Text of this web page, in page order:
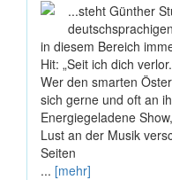
...steht Günther
in diesem Bereich
Hit: „Seit ich dich
Wer den smarten
sich gerne und oft an
Energiegeladene
Lust an der Musik
Seiten
... [mehr]